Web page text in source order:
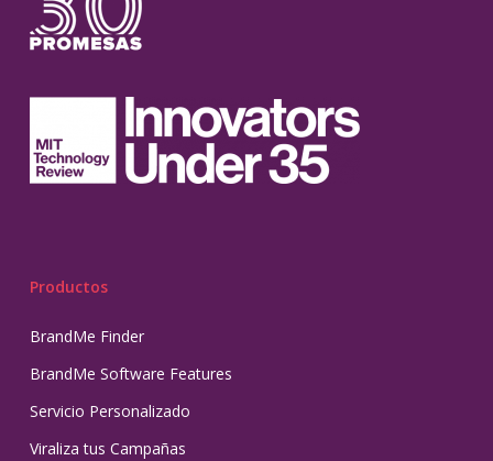
Productos
BrandMe Finder
BrandMe Software Features
Servicio Personalizado
Viraliza tus Campañas